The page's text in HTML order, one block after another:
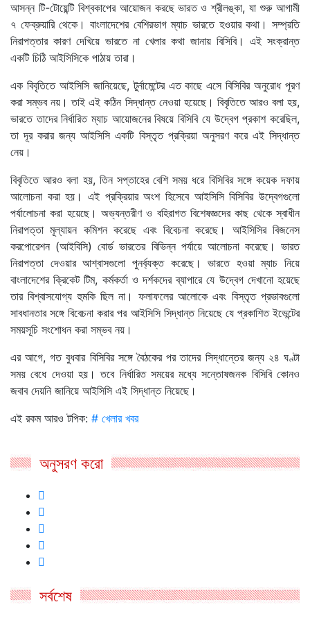
আসন্ন টি-টোয়েন্টি বিশ্বকাপের আয়োজন করছে ভারত ও শ্রীলঙ্কা, যা শুরু আগামী
৭ ফেব্রুয়ারি থেকে। বাংলাদেশের বেশিরভাগ ম্যাচ ভারতে হওয়ার কথা। সম্প্রতি
নিরাপত্তার কারণ দেখিয়ে ভারতে না খেলার কথা জানায় বিসিবি। এই সংক্রান্ত
একটি চিঠি আইসিসিকে পাঠায় তারা।
এক বিবৃতিতে আইসিসি জানিয়েছে, টুর্নামেন্টের এত কাছে এসে বিসিবির অনুরোধ পূরণ
করা সম্ভব নয়। তাই এই কঠিন সিদ্ধান্ত নেওয়া হয়েছে। বিবৃতিতে আরও বলা হয়,
ভারতে তাদের নির্ধারিত ম্যাচ আয়োজনের বিষয়ে বিসিবি যে উদ্বেগ প্রকাশ করেছিল,
তা দূর করার জন্য আইসিসি একটি বিস্তৃত প্রক্রিয়া অনুসরণ করে এই সিদ্ধান্ত
নেয়।
বিবৃতিতে আরও বলা হয়, তিন সপ্তাহের বেশি সময় ধরে বিসিবির সঙ্গে কয়েক দফায়
আলোচনা করা হয়। এই প্রক্রিয়ার অংশ হিসেবে আইসিসি বিসিবির উদ্বেগগুলো
পর্যালোচনা করা হয়েছে। অভ্যন্তরীণ ও বহিরাগত বিশেষজ্ঞদের কাছ থেকে স্বাধীন
নিরাপত্তা মূল্যায়ন কমিশন করেছে এবং বিবেচনা করেছে। আইসিসির বিজনেস
করপোরেশন (আইবিসি) বোর্ড ভারতের বিভিন্ন পর্যায়ে আলোচনা করেছে। ভারত
নিরাপত্তা দেওয়ার আশ্বাসগুলো পুনর্ব্যক্ত করেছে। ভারতে হওয়া ম্যাচ নিয়ে
বাংলাদেশের ক্রিকেট টিম, কর্মকর্তা ও দর্শকদের ব্যাপারে যে উদ্বেগ দেখানো হয়েছে
তার বিশ্বাসযোগ্য হুমকি ছিল না। ফলাফলের আলোকে এবং বিস্তৃত প্রভাবগুলো
সাবধানতার সঙ্গে বিবেচনা করার পর আইসিসি সিদ্ধান্ত নিয়েছে যে প্রকাশিত ইভেন্টের
সময়সূচি সংশোধন করা সম্ভব নয়।
এর আগে, গত বুধবার বিসিবির সঙ্গে বৈঠকের পর তাদের সিদ্ধান্তের জন্য ২৪ ঘণ্টা
সময় বেধে দেওয়া হয়। তবে নির্ধারিত সময়ের মধ্যে সন্তোষজনক বিসিবি কোনও
জবাব দেয়নি জানিয়ে আইসিসি এই সিদ্ধান্ত নিয়েছে।
এই রকম আরও টপিক: # খেলার খবর
অনুসরণ করো
সর্বশেষ